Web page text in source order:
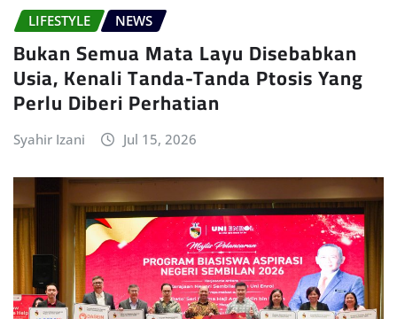
LIFESTYLE NEWS
Bukan Semua Mata Layu Disebabkan
Usia, Kenali Tanda-Tanda Ptosis Yang
Perlu Diberi Perhatian
Syahir Izani Jul 15, 2026